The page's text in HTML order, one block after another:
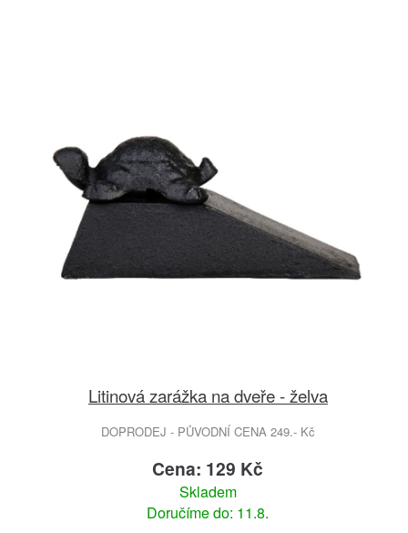
Litinová zarážka na dveře - želva
DOPRODEJ - PŮVODNÍ CENA 249.- Kč
Cena: 129 Kč
Skladem
Doručíme do: 11.8.